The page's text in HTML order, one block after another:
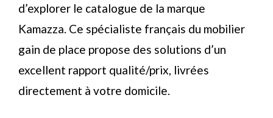
d’explorer le catalogue de la marque
Kamazza. Ce spécialiste français du mobilier
gain de place propose des solutions d’un
excellent rapport qualité/prix, livrées
directement à votre domicile.